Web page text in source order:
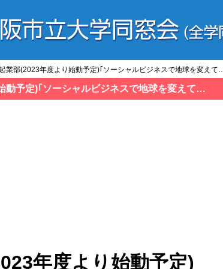
業部(2023年度より始動予定)｢ソーシャルビジネスで地球を変えて
動予定)｢ソーシャルビジネスで地球を変えて…
年度より始動予定)